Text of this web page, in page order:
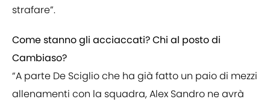
strafare”.
Come stanno gli acciaccati? Chi al posto di
Cambiaso?
“A parte De Sciglio che ha già fatto un paio di mezzi
allenamenti con la squadra, Alex Sandro ne avrà